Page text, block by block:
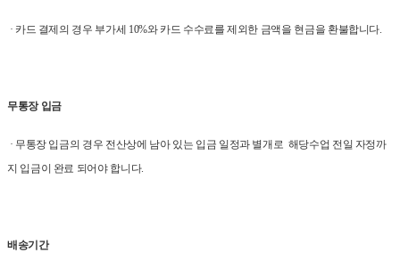
· 카드 결제의 경우 부가세 10%와 카드 수수료를 제외한 금액을 현금을 환불합니다.
무통장 입금
· 무통장 입금의 경우 전산상에 남아 있는 입금 일정과 별개로 해당수업 전일 자정까
지 입금이 완료 되어야 합니다.
배송기간